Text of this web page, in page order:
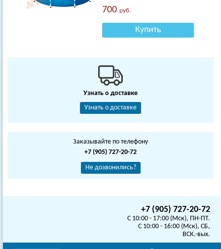
700руб.
Купить
Узнать о доставке
Узнать о доставке
Заказывайте по телефону
+7 (905) 727-20-72
Не дозвонились?
+7 (905) 727-20-72
C 10:00 - 17:00 (Мск), ПН-ПТ.
C 10:00 - 16:00 (Мск), СБ,
ВСК.-вых.